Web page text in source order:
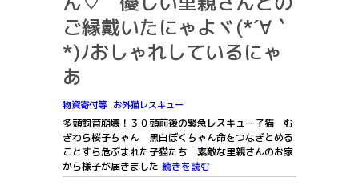
ご縁戴いたにゃよヾ(*´∀｀
*)ﾉおしゃれしているにゃ
あ
物資寄付等 お外猫レスキュー
多頭飼育崩壊！３０頭前後の緊急レスキュー子猫 む
ぎわら桜子ちゃん 黒白ぼくちゃん命をつなぎとめる
ことすら危ぶまれた子猫たち 素敵な里親さんのお家
から様子が届きました 続きを読む